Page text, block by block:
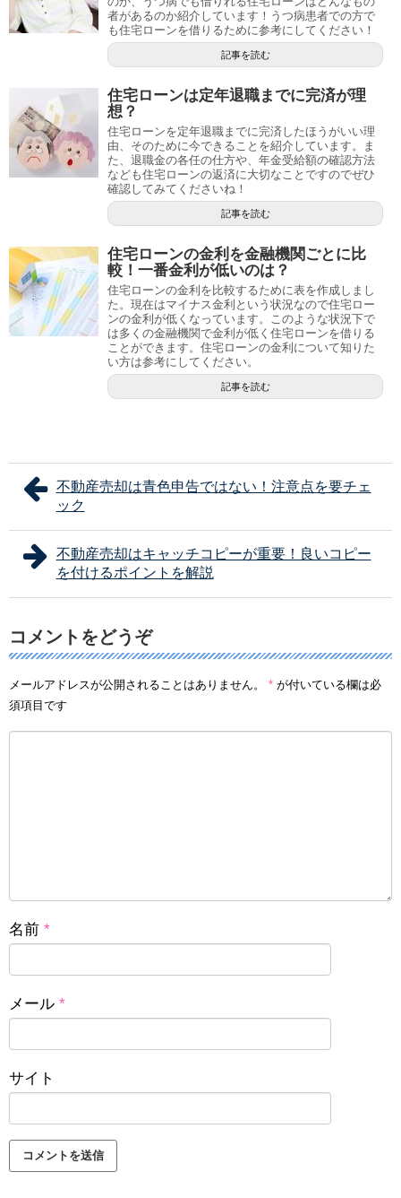
者があるのか紹介しています！うつ病患者での方で
も住宅ローンを借りるために参考にしてください！
記事を読む
住宅ローンは定年退職までに完済が理
想？
住宅ローンを定年退職までに完済したほうがいい理
由、そのために今できることを紹介しています。ま
た、退職金の各任の仕方や、年金受給額の確認方法
なども住宅ローンの返済に大切なことですのでぜひ
確認してみてくださいね！
記事を読む
住宅ローンの金利を金融機関ごとに比
較！一番金利が低いのは？
住宅ローンの金利を比較するために表を作成しまし
た。現在はマイナス金利という状況なので住宅ロー
ンの金利が低くなっています。このような状況下で
は多くの金融機関で金利が低く住宅ローンを借りる
ことができます。住宅ローンの金利について知りた
い方は参考にしてください。
記事を読む
不動産売却は青色申告ではない！注意点を要チェ
ック
不動産売却はキャッチコピーが重要！良いコピー
を付けるポイントを解説
コメントをどうぞ
メールアドレスが公開されることはありません。 * が付いている欄は必
須項目です
名前 *
メール *
サイト